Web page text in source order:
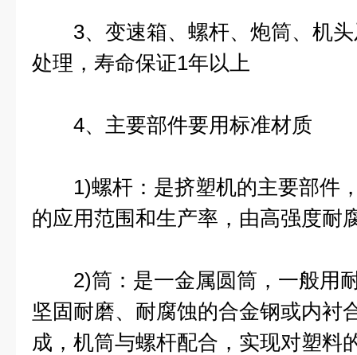
3、变速箱、螺杆、炮筒、机头
处理，寿命保证1年以上
4、主要部件要用标准材质
1)螺杆：是挤塑机的主要部件
的应用范围和生产率，由高强度耐
2)筒：是一金属圆筒，一般用
坚固耐磨、耐腐蚀的合金钢或内衬
成，机筒与螺杆配合，实现对塑料